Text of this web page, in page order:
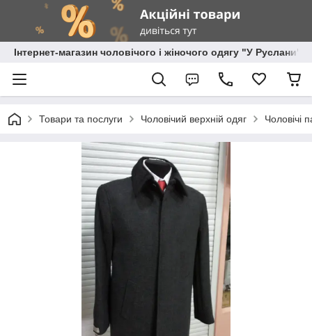
Інтернет-магазин чоловічого і жіночого одягу "У Руслани"
Товари та послуги Чоловічий верхній одяг Чоловічі